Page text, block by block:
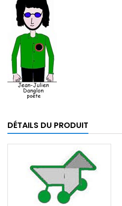
DÉTAILS DU PRODUIT